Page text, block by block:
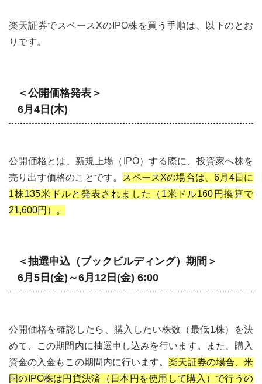
楽天証券でスペースXのIPO株を買う手順は、以下のとお
りです。
＜公開価格発表＞
6月4日(木)
公開価格とは、新規上場（IPO）する際に、投資家へ株を
売り出す価格のことです。 スペースXの場合は、6月4日に
1株135米ドルと発表されました（1米ドル160円換算で
21,600円）。
＜抽選申込（ブックビルディング）期間＞
6月5日(金)～6月12日(金) 6:00
公開価格を確認したら、購入したい株数（最低1株）を決
めて、この期間内に抽選申し込みを行います。また、購入
資金の入金もこの期間内に行います。楽天証券の場合、米
国のIPO株は円貨決済（日本円を使用して購入）で行うの